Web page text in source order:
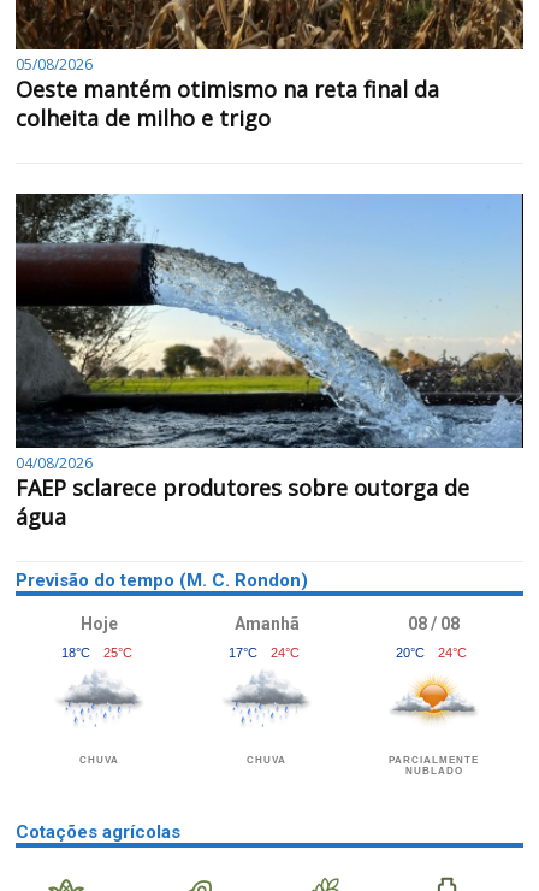
05/08/2026
Oeste mantém otimismo na reta final da
colheita de milho e trigo
04/08/2026
FAEP sclarece produtores sobre outorga de
água
Previsão do tempo (M. C. Rondon)
Hoje
18°C 25°C
CHUVA
Amanhã
17°C 24°C
CHUVA
08 / 08
20°C 24°C
PARCIALMENTE
NUBLADO
Cotações agrícolas